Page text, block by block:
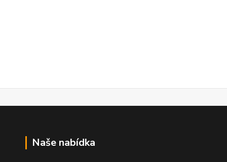
Naše nabídka